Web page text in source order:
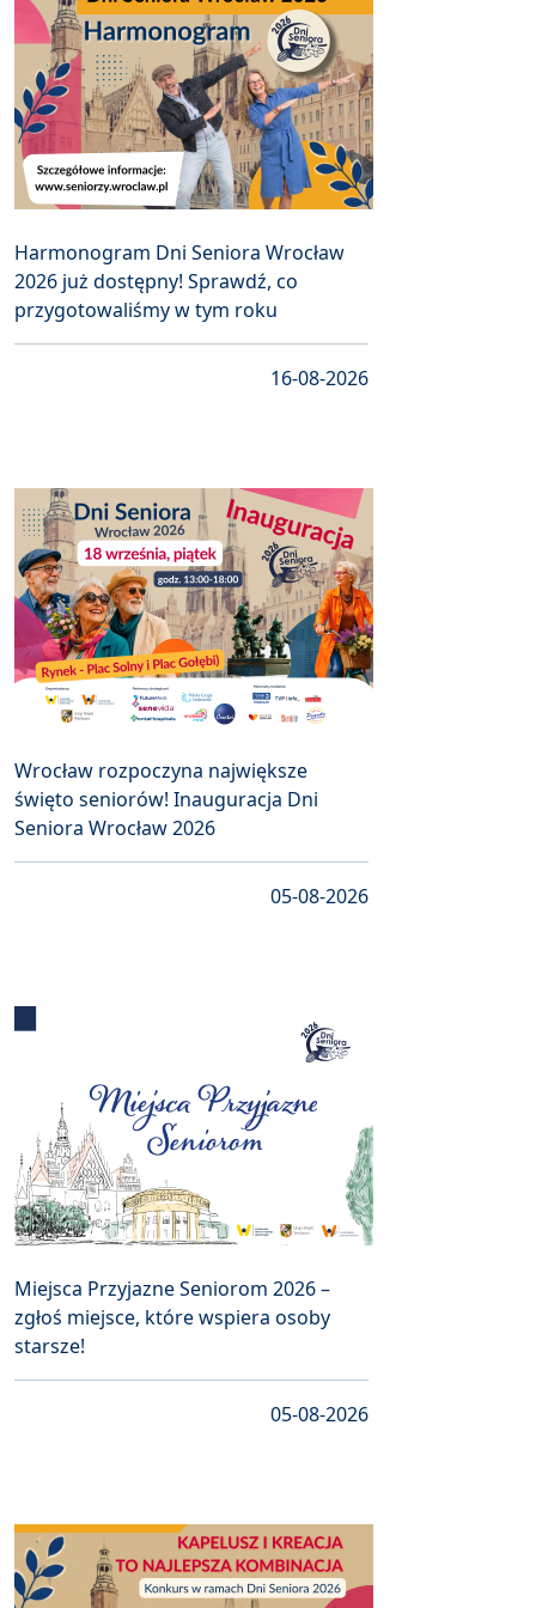
Harmonogram Dni Seniora Wrocław
2026 już dostępny! Sprawdź, co
przygotowaliśmy w tym roku
16-08-2026
Wrocław rozpoczyna największe
święto seniorów! Inauguracja Dni
Seniora Wrocław 2026
05-08-2026
Miejsca Przyjazne Seniorom 2026 –
zgłoś miejsce, które wspiera osoby
starsze!
05-08-2026